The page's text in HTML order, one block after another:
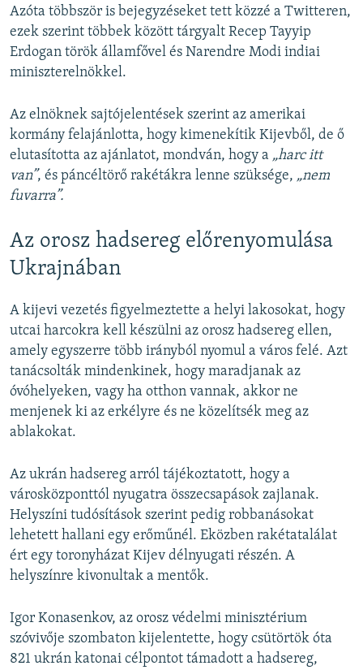
Azóta többször is bejegyzéseket tett közzé a Twitteren,
ezek szerint többek között tárgyalt Recep Tayyip
Erdogan török államfővel és Narendre Modi indiai
miniszterelnökkel.
Az elnöknek sajtójelentések szerint az amerikai
kormány felajánlotta, hogy kimenekítik Kijevből, de ő
elutasította az ajánlatot, mondván, hogy a „harc itt
van”, és páncéltörő rakétákra lenne szüksége, „nem
fuvarra”.
Az orosz hadsereg előrenyomulása
Ukrajnában
A kijevi vezetés figyelmeztette a helyi lakosokat, hogy
utcai harcokra kell készülni az orosz hadsereg ellen,
amely egyszerre több irányból nyomul a város felé. Azt
tanácsolták mindenkinek, hogy maradjanak az
óvóhelyeken, vagy ha otthon vannak, akkor ne
menjenek ki az erkélyre és ne közelítsék meg az
ablakokat.
Az ukrán hadsereg arról tájékoztatott, hogy a
városközponttól nyugatra összecsapások zajlanak.
Helyszíni tudósítások szerint pedig robbanásokat
lehetett hallani egy erőműnél. Eközben rakétatalálat
ért egy toronyházat Kijev délnyugati részén. A
helyszínre kivonultak a mentők.
Igor Konasenkov, az orosz védelmi minisztérium
szóvivője szombaton kijelentette, hogy csütörtök óta
821 ukrán katonai célpontot támadott a hadsereg,